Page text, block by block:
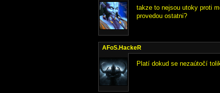
takze to nejsou utoky proti
provedou ostatni?
AFoS.HackeR
Platí dokud se nezaútočí